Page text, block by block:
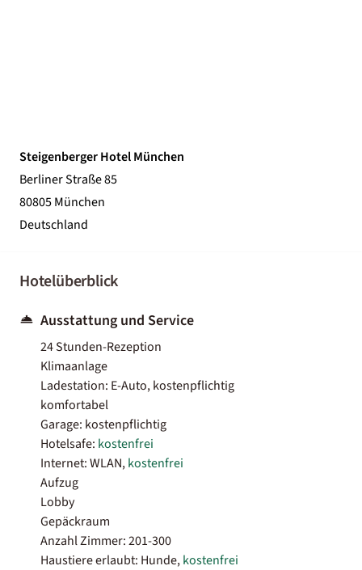
Steigenberger Hotel München
Berliner Straße 85
80805 München
Deutschland
Hotelüberblick
Ausstattung und Service
24 Stunden-Rezeption
Klimaanlage
Ladestation: E-Auto, kostenpflichtig
komfortabel
Garage: kostenpflichtig
Hotelsafe: kostenfrei
Internet: WLAN,kostenfrei
Aufzug
Lobby
Gepäckraum
Anzahl Zimmer: 201-300
Haustiere erlaubt: Hunde,kostenfrei